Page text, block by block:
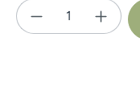
Produkt